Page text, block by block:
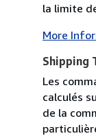
la limite
More
Shipping
Les
calculés
de la